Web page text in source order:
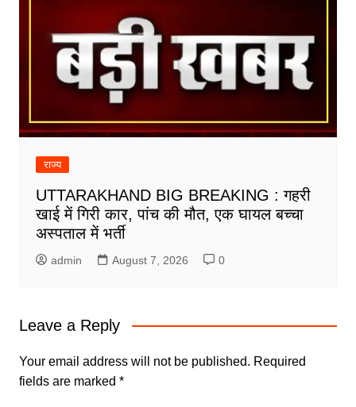
राज्य
UTTARAKHAND BIG BREAKING : गहरी
खाई में गिरी कार, पांच की मौत, एक घायल बच्चा
अस्पताल में भर्ती
admin August 7, 2026 0
Leave a Reply
Your email address will not be published. Required
fields are marked *